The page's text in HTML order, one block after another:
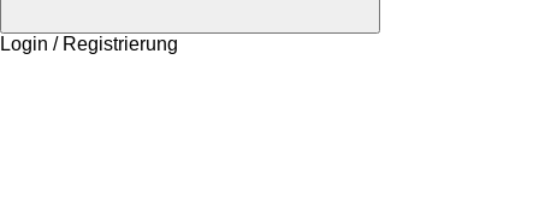
Login / Registrierung